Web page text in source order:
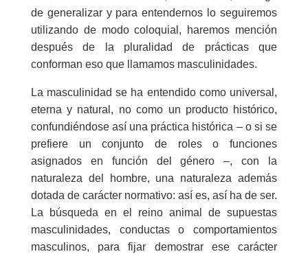
de generalizar y para entendernos lo seguiremos
utilizando de modo coloquial, haremos mención
después de la pluralidad de prácticas que
conforman eso que llamamos masculinidades.
La masculinidad se ha entendido como universal,
eterna y natural, no como un producto histórico,
confundiéndose así una práctica histórica – o si se
prefiere un conjunto de roles o funciones
asignados en función del género –, con la
naturaleza del hombre, una naturaleza además
dotada de carácter normativo: así es, así ha de ser.
La búsqueda en el reino animal de supuestas
masculinidades, conductas o comportamientos
masculinos, para fijar demostrar ese carácter